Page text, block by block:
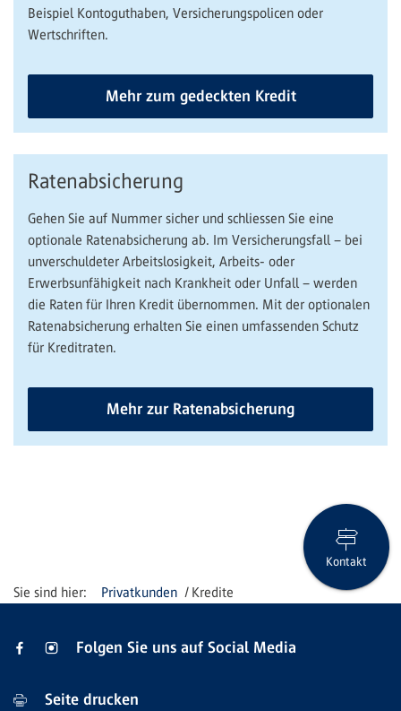
Beispiel Kontoguthaben, Versicherungspolicen oder
Wertschriften.
Mehr zum gedeckten Kredit
Ratenabsicherung
Gehen Sie auf Nummer sicher und schliessen Sie eine
optionale Ratenabsicherung ab. Im Versicherungsfall – bei
unverschuldeter Arbeitslosigkeit, Arbeits- oder
Erwerbsunfähigkeit nach Krankheit oder Unfall – werden
die Raten für Ihren Kredit übernommen. Mit der optionalen
Ratenabsicherung erhalten Sie einen umfassenden Schutz
für Kreditraten.
Mehr zur Ratenabsicherung
Privatkunden Kredite
Kontakt
Folgen Sie uns auf Social Media
Seite drucken